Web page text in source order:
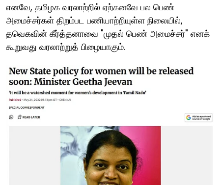
எனவே, தமிழக வரலாற்றில் ஏற்கனவே பல பெண்
அமைச்சர்கள் திறம்பட பணியாற்றியுள்ள நிலையில்,
தவெகவின் கீர்த்தனாவை "முதல் பெண் அமைச்சர்" எனக்
கூறுவது வரலாற்றுத் பிழையாகும்.